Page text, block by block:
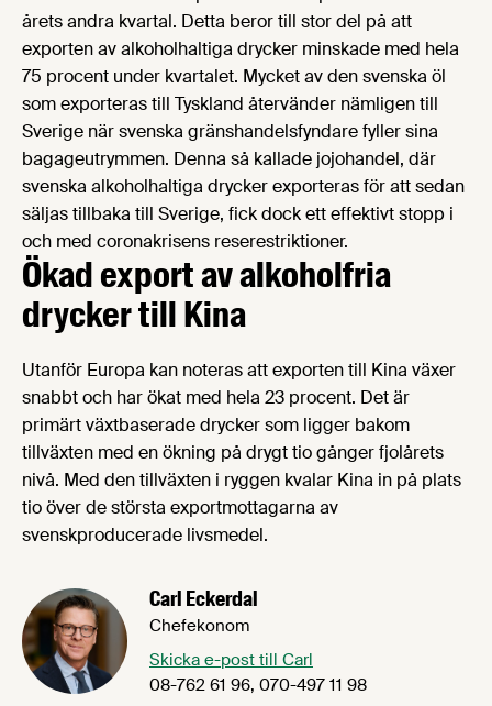
årets andra kvartal. Detta beror till stor del på att
exporten av alkoholhaltiga drycker minskade med hela
75 procent under kvartalet. Mycket av den svenska öl
som exporteras till Tyskland återvänder nämligen till
Sverige när svenska gränshandelsfyndare fyller sina
bagageutrymmen. Denna så kallade jojohandel, där
svenska alkoholhaltiga drycker exporteras för att sedan
säljas tillbaka till Sverige, fick dock ett effektivt stopp i
och med coronakrisens reserestriktioner.
Ökad export av alkoholfria
drycker till Kina
Utanför Europa kan noteras att exporten till Kina växer
snabbt och har ökat med hela 23 procent. Det är
primärt växtbaserade drycker som ligger bakom
tillväxten med en ökning på drygt tio gånger fjolårets
nivå. Med den tillväxten i ryggen kvalar Kina in på plats
tio över de största exportmottagarna av
svenskproducerade livsmedel.
Carl Eckerdal
Chefekonom
Skicka e-post till Carl
08-762 61 96, 070-497 11 98